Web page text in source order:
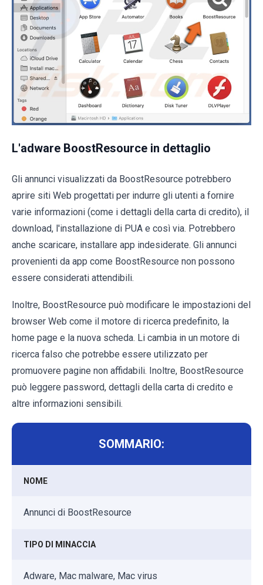
L'adware BoostResource in dettaglio
Gli annunci visualizzati da BoostResource potrebbero
aprire siti Web progettati per indurre gli utenti a fornire
varie informazioni (come i dettagli della carta di credito), il
download, l'installazione di PUA e così via. Potrebbero
anche scaricare, installare app indesiderate. Gli annunci
provenienti da app come BoostResource non possono
essere considerati attendibili.
Inoltre, BoostResource può modificare le impostazioni del
browser Web come il motore di ricerca predefinito, la
home page e la nuova scheda. Li cambia in un motore di
ricerca falso che potrebbe essere utilizzato per
promuovere pagine non affidabili. Inoltre, BoostResource
può leggere password, dettagli della carta di credito e
altre informazioni sensibili.
SOMMARIO:
NOME
Annunci di BoostResource
TIPO DI MINACCIA
Adware, Mac malware, Mac virus